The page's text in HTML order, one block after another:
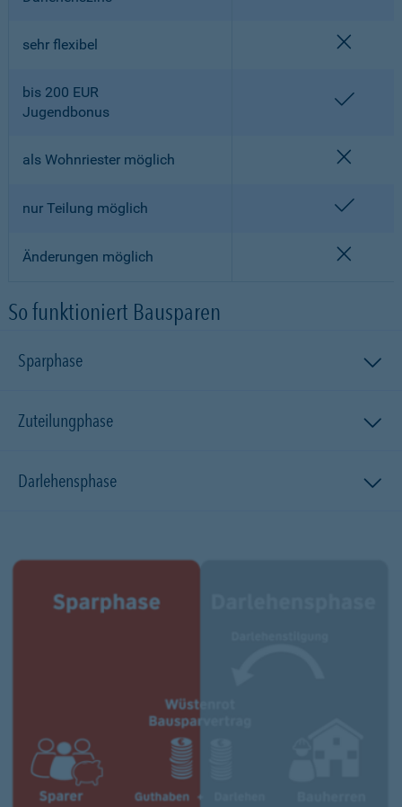
sehr flexibel
bis 200 EUR
Jugendbonus
als Wohnriester möglich
nur Teilung möglich
Änderungen möglich
So funktioniert Bausparen
Sparphase
Zuteilungphase
Darlehensphase